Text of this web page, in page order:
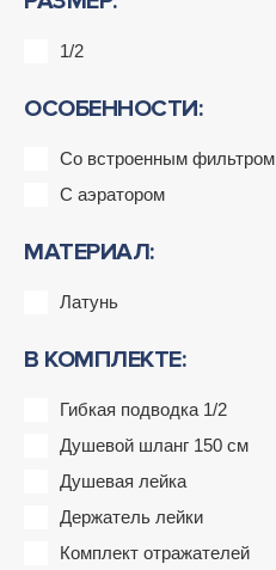
1/2
ОСОБЕННОСТИ:
Со встроенным фильтром
С аэратором
МАТЕРИАЛ:
Латунь
В КОМПЛЕКТЕ:
Гибкая подводка 1/2
Душевой шланг 150 см
Душевая лейка
Держатель лейки
Комплект отражателей